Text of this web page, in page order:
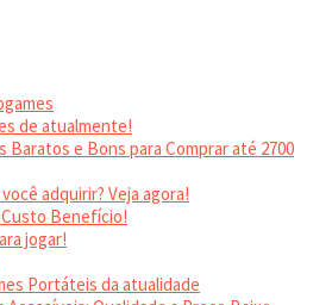
de atualmente!
Baratos e Bons para Comprar até 2700
adquirir? Veja agora!
Benefício!
jogar!
Portáteis da atualidade